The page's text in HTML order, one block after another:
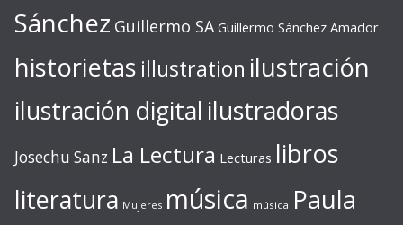
Sánchez Guillermo SA Guillermo Sánchez Amador
historietas illustration ilustración
ilustración digital ilustradoras
Josechu Sanz La Lectura Lecturas libros
literatura Mujeres música música Paula